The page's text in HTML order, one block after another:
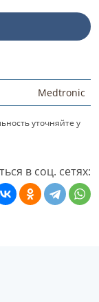
Medtronic
уточняйте у
в соц. сетях: